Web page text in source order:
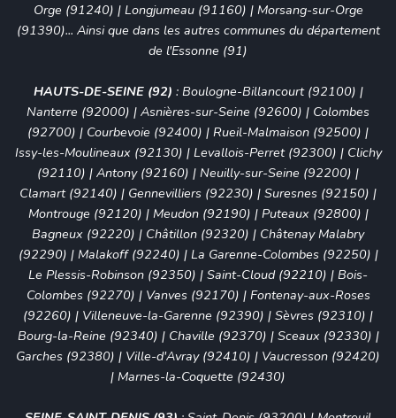
Orge (91240) | Longjumeau (91160) | Morsang-sur-Orge
(91390)... Ainsi que dans les autres communes du département
de l'Essonne (91)
HAUTS-DE-SEINE (92) : Boulogne-Billancourt (92100) |
Nanterre (92000) | Asnières-sur-Seine (92600) | Colombes
(92700) | Courbevoie (92400) | Rueil-Malmaison (92500) |
Issy-les-Moulineaux (92130) | Levallois-Perret (92300) | Clichy
(92110) | Antony (92160) | Neuilly-sur-Seine (92200) |
Clamart (92140) | Gennevilliers (92230) | Suresnes (92150) |
Montrouge (92120) | Meudon (92190) | Puteaux (92800) |
Bagneux (92220) | Châtillon (92320) | Châtenay Malabry
(92290) | Malakoff (92240) | La Garenne-Colombes (92250) |
Le Plessis-Robinson (92350) | Saint-Cloud (92210) | Bois-
Colombes (92270) | Vanves (92170) | Fontenay-aux-Roses
(92260) | Villeneuve-la-Garenne (92390) | Sèvres (92310) |
Bourg-la-Reine (92340) | Chaville (92370) | Sceaux (92330) |
Garches (92380) | Ville-d'Avray (92410) | Vaucresson (92420)
| Marnes-la-Coquette (92430)